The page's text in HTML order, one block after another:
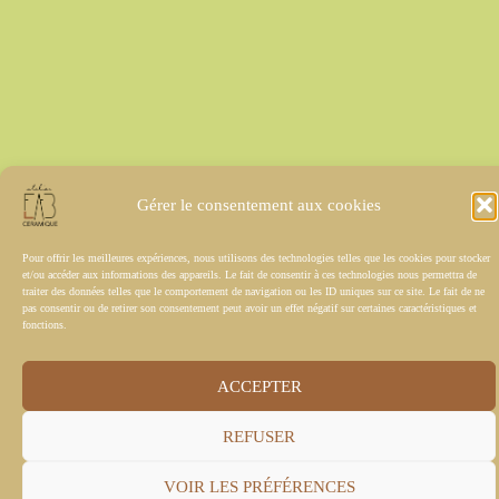
Gérer le consentement aux cookies
Pour offrir les meilleures expériences, nous utilisons des technologies telles que les cookies pour stocker
et/ou accéder aux informations des appareils. Le fait de consentir à ces technologies nous permettra de
traiter des données telles que le comportement de navigation ou les ID uniques sur ce site. Le fait de ne
pas consentir ou de retirer son consentement peut avoir un effet négatif sur certaines caractéristiques et
fonctions.
ACCEPTER
REFUSER
VOIR LES PRÉFÉRENCES